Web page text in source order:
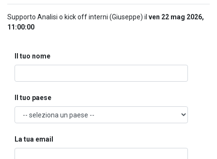
Supporto Analisi o kick off interni (Giuseppe) il ven 22 mag 2026,
11:00:00
Il tuo nome
Il tuo paese
La tua email